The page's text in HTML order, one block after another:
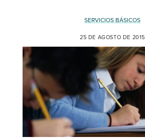
SERVICIOS BÁSICOS
25 DE AGOSTO DE 2015